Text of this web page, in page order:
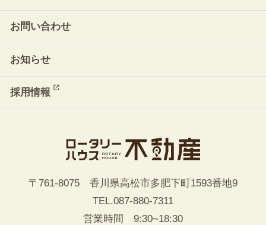
お問い合わせ
お知らせ
採用情報
〒761-8075 香川県高松市多肥下町1593番地9
TEL.087-880-7311
営業時間 9:30~18:30